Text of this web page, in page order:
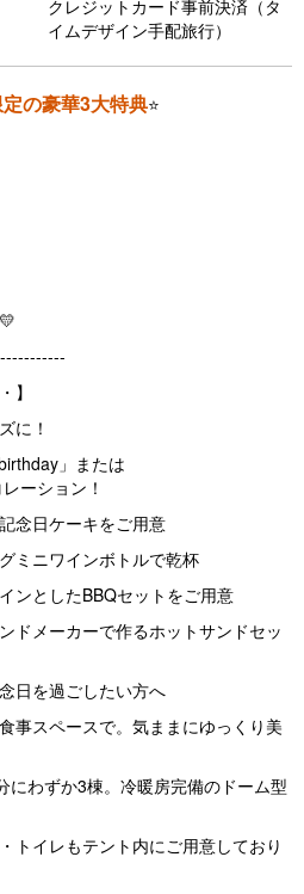
クレジットカード事前決済（タ
イムデザイン手配旅行）
の豪華3大特典⭐
】
に！
」または
ーション！
念日ケーキをご用意
ミニワインボトルで乾杯
ンとしたBBQセットをご用意
ドメーカーで作るホットサンドセッ
日を過ごしたい方へ
事スペースで。気ままにゆっくり美
わずか3棟。冷暖房完備のドーム型
トイレもテント内にご用意しており